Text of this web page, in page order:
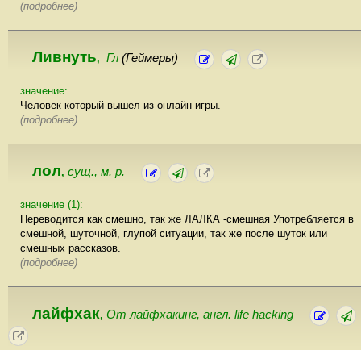
(подробнее)
Ливнуть, Гл (Геймеры)
значение:
Человек который вышел из онлайн игры.
(подробнее)
лол, сущ., м. р.
значение (1):
Переводится как смешно, так же ЛАЛКА -смешная Употребляется в
смешной, шуточной, глупой ситуации, так же после шуток или
смешных рассказов.
(подробнее)
лайфхак, От лайфхакинг, англ. life hacking